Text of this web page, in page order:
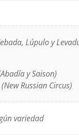
Lúpulo y
y Saison)
Russian Circus)
variedad